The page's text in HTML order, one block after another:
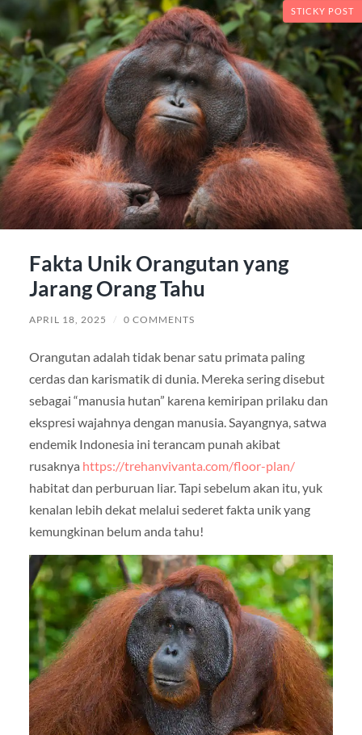
STICKY POST
Fakta Unik Orangutan yang
Jarang Orang Tahu
APRIL 18, 2025 / 0 COMMENTS
Orangutan adalah tidak benar satu primata paling
cerdas dan karismatik di dunia. Mereka sering disebut
sebagai “manusia hutan” karena kemiripan prilaku dan
ekspresi wajahnya dengan manusia. Sayangnya, satwa
endemik Indonesia ini terancam punah akibat
rusaknya https://trehanvivanta.com/floor-plan/
habitat dan perburuan liar. Tapi sebelum akan itu, yuk
kenalan lebih dekat melalui sederet fakta unik yang
kemungkinan belum anda tahu!